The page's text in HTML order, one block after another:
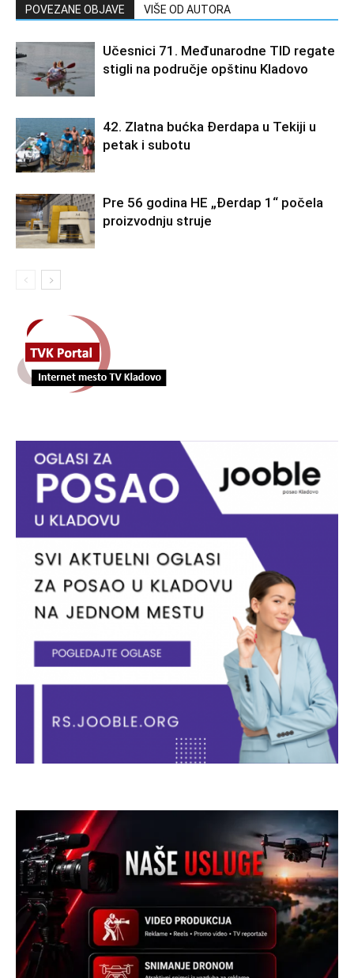
POVEZANE OBJAVE VIŠE OD AUTORA
Učesnici 71. Međunarodne TID regate
stigli na područje opštinu Kladovo
42. Zlatna bućka Đerdapa u Tekiji u
petak i subotu
Pre 56 godina HE „Đerdap 1“ počela
proizvodnju struje